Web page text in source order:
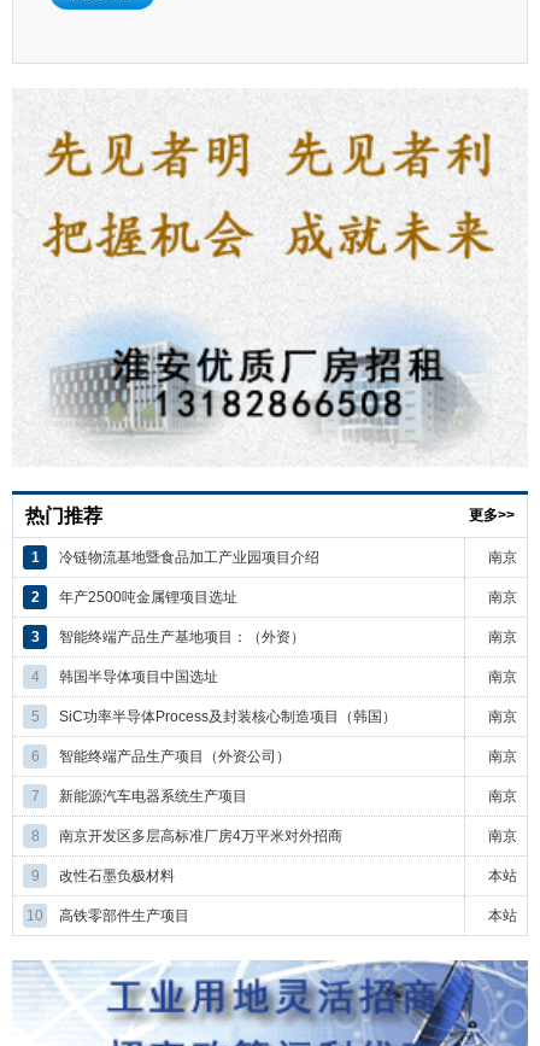
热门推荐 更多>>
1 南京
冷链物流基地暨食品加工产业园项目介绍
2 南京
年产2500吨金属锂项目选址
3 南京
智能终端产品生产基地项目：（外资）
4 南京
韩国半导体项目中国选址
5 南京
SiC功率半导体Process及封装核心制造项目（韩国）
6 南京
智能终端产品生产项目（外资公司）
7 南京
新能源汽车电器系统生产项目
8 南京
南京开发区多层高标准厂房4万平米对外招商
9 本站
改性石墨负极材料
10 本站
高铁零部件生产项目